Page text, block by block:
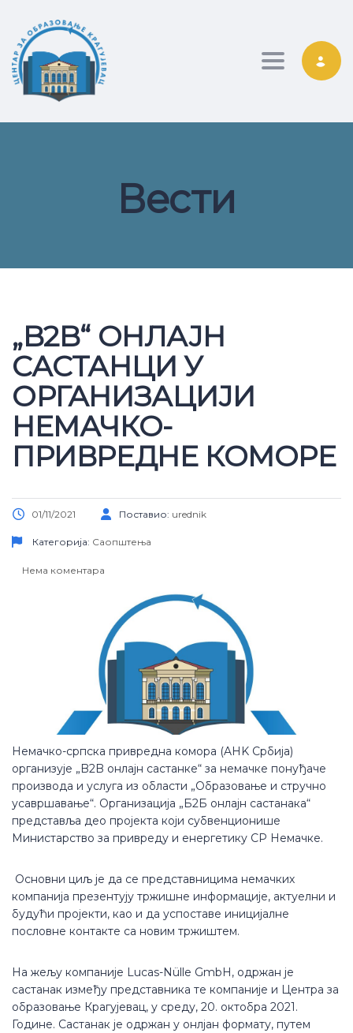
Toggle
Вести
„B2B“ ОНЛАЈН
САСТАНЦИ У
ОРГАНИЗАЦИЈИ
НЕМАЧКО-
ПРИВРЕДНЕ КОМОРЕ
01/11/2021 Поставио: urednik
Категорија: Саопштења
Нема коментара
Немачко-српска привредна комора (AHK Србија)
организује „B2B онлајн састанке“ за немачке понуђаче
производа и услуга из области „Образовање и стручно
усавршавање“. Организација „Б2Б онлајн састанака“
представља део пројекта који субвенционише
Министарство за привреду и енергетику СР Немачке.
Основни циљ је да се представницима немачких
компанија презентују тржишне информације, актуелни и
будући пројекти, као и да успоставе иницијалне
пословне контакте са новим тржиштем.
На жељу компаније Lucas-Nülle GmbH, одржан је
састанак између представника те компаније и Центра за
образовање Крагујевац, у среду, 20. октобра 2021.
Године. Састанак је одржан у онлјан формату, путем